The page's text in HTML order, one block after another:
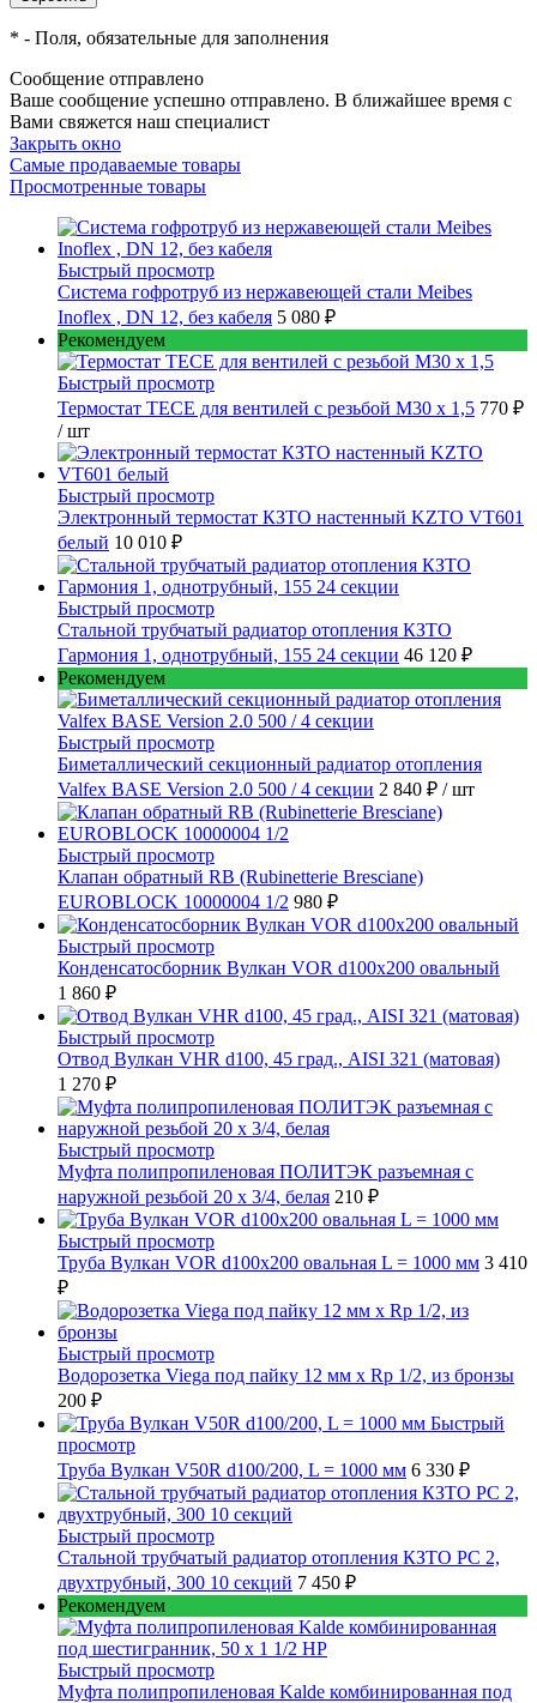
* - Поля, обязательные для заполнения
Сообщение отправлено
Ваше сообщение успешно отправлено. В ближайшее время с
Вами свяжется наш специалист
Закрыть окно
Самые продаваемые товары
Просмотренные товары
Быстрый просмотр
Cистема гофротруб из нержавеющей стали Meibes
Inoflex , DN 12, без кабеля 5 080 ₽
Рекомендуем
Быстрый просмотр
Термостат TECE для вентилей с резьбой М30 х 1,5 770 ₽
/ шт
Быстрый просмотр
Электронный термостат КЗТО настенный KZTO VT601
белый 10 010 ₽
Быстрый просмотр
Стальной трубчатый радиатор отопления КЗТО
Гармония 1, однотрубный, 155 24 секции 46 120 ₽
Рекомендуем
Быстрый просмотр
Биметаллический секционный радиатор отопления
Valfex BASE Version 2.0 500 / 4 секции 2 840 ₽ / шт
Быстрый просмотр
Клапан обратный RB (Rubinetterie Bresciane)
EUROBLOCK 10000004 1/2 980 ₽
Быстрый просмотр
Конденсатосборник Вулкан VOR d100x200 овальный
1 860 ₽
Быстрый просмотр
Отвод Вулкан VHR d100, 45 град., AISI 321 (матовая)
1 270 ₽
Быстрый просмотр
Муфта полипропиленовая ПОЛИТЭК разъемная с
наружной резьбой 20 x 3/4, белая 210 ₽
Быстрый просмотр
Труба Вулкан VOR d100x200 овальная L = 1000 мм 3 410
₽
Быстрый просмотр
Водорозетка Viega под пайку 12 мм х Rp 1/2, из бронзы
200 ₽
Быстрый
просмотр
Труба Вулкан V50R d100/200, L = 1000 мм 6 330 ₽
Быстрый просмотр
Стальной трубчатый радиатор отопления КЗТО РС 2,
двухтрубный, 300 10 секций 7 450 ₽
Рекомендуем
Быстрый просмотр
Муфта полипропиленовая Kalde комбинированная под